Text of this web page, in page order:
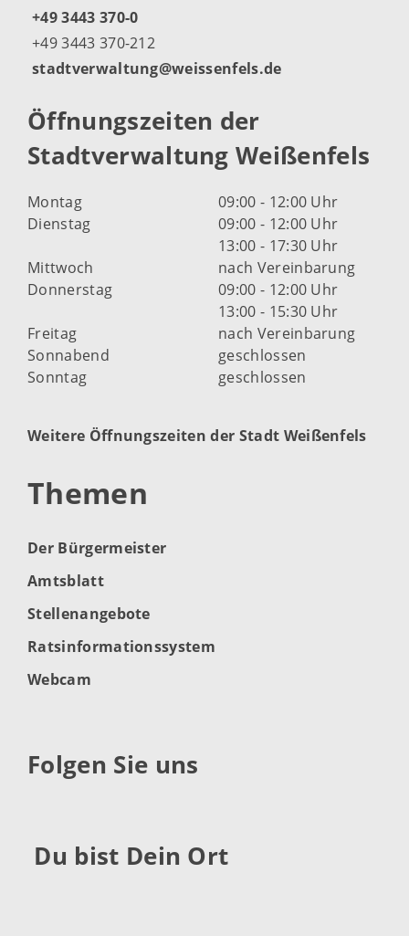
+49 3443 370-0
+49 3443 370-212
stadtverwaltung@weissenfels.de
Öffnungszeiten der
Stadtverwaltung Weißenfels
Montag
09:00 - 12:00 Uhr
Dienstag
09:00 - 12:00 Uhr
13:00 - 17:30 Uhr
Mittwoch
nach Vereinbarung
Donnerstag
09:00 - 12:00 Uhr
13:00 - 15:30 Uhr
Freitag
nach Vereinbarung
Sonnabend
geschlossen
Sonntag
geschlossen
Weitere Öffnungszeiten der Stadt Weißenfels
Themen
Der Bürgermeister
Amtsblatt
Stellenangebote
Ratsinformationssystem
Webcam
Folgen Sie uns
Du bist Dein Ort